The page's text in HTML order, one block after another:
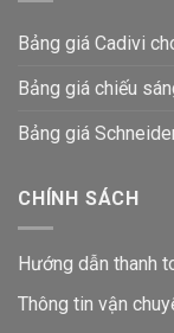
Bảng giá Cadivi
Bảng giá chiếu
Bảng giá
CHÍNH SÁCH
Hướng dẫn thanh
Thông tin vận